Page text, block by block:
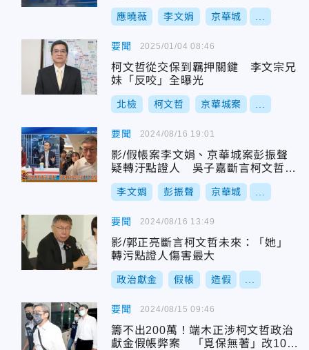
應曉薇 李文娟 京華城
要聞
柯文哲從交保到羈押關鍵 李文宗兄
妹「反咬」全曝光
北檢 柯文哲 京華城案
2025/01/04 08:46
要聞
影/假帳案李文娟、京華城案彭振聲
疑轉汙點證人 吳子嘉斷言柯文哲
「收押時間點」
李文娟 彭振聲 京華城
2024/08/16 19:01
要聞
影/郭正亮斷言柯文哲未來：「她」
轉污點證人傷害最大
政治獻金 假帳 造假
2024/08/16 13:49
要聞
籌不出200萬！端木正涉柯文哲政治
獻金假帳弊案 「覓保無著」改100
2024/08/15 09:46